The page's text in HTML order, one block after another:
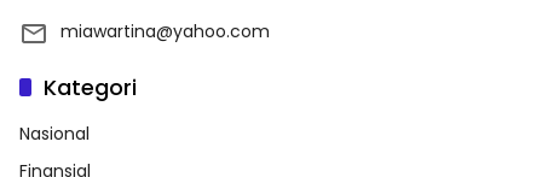
miawartina@yahoo.com
Kategori
Nasional
Finansial